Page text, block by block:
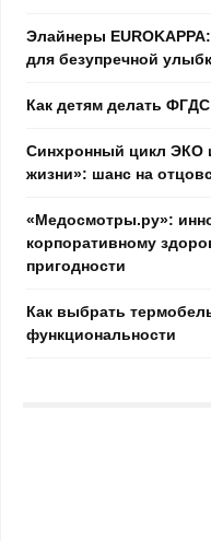
Элайнеры
для безупречной
Как детям делать
Синхронный цикл ЭКО
жизни»: шанс на
«Медосмотры.ру»:
корпоративному
пригодности
Как выбрать
функциональности